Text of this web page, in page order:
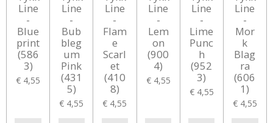
Line
-
Blue
print
(586
3)
€ 4,55
Line
-
Bub
bleg
um
Pink
(431
5)
€ 4,55
Line
-
Flam
e
Scarl
et
(410
8)
€ 4,55
Line
-
Lem
on
(900
4)
€ 4,55
Line
-
Lime
Punc
h
(952
3)
€ 4,55
Line
-
Mor
k
Blag
ra
(606
1)
€ 4,55